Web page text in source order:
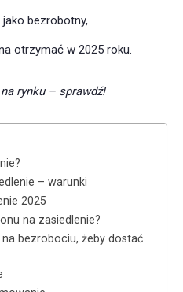
bezrobotny,
otrzymać w 2025 roku.
rynku – sprawdź!
– warunki
2025
na zasiedlenie?
bezrobociu, żeby dostać